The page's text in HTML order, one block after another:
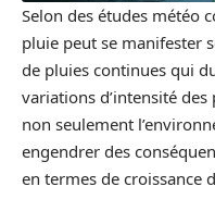
Selon des études météo
pluie peut se manifester
de pluies continues qui
variations d’intensité
non seulement
engendrer des
en termes de croissance